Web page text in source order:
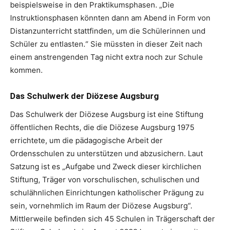
beispielsweise in den Praktikumsphasen. „Die
Instruktionsphasen könnten dann am Abend in Form von
Distanzunterricht stattfinden, um die Schülerinnen und
Schüler zu entlasten.“ Sie müssten in dieser Zeit nach
einem anstrengenden Tag nicht extra noch zur Schule
kommen.
Das Schulwerk der Diözese Augsburg
Das Schulwerk der Diözese Augsburg ist eine Stiftung
öffentlichen Rechts, die die Diözese Augsburg 1975
errichtete, um die pädagogische Arbeit der
Ordensschulen zu unterstützen und abzusichern. Laut
Satzung ist es „Aufgabe und Zweck dieser kirchlichen
Stiftung, Träger von vorschulischen, schulischen und
schulähnlichen Einrichtungen katholischer Prägung zu
sein, vornehmlich im Raum der Diözese Augsburg“.
Mittlerweile befinden sich 45 Schulen in Trägerschaft der